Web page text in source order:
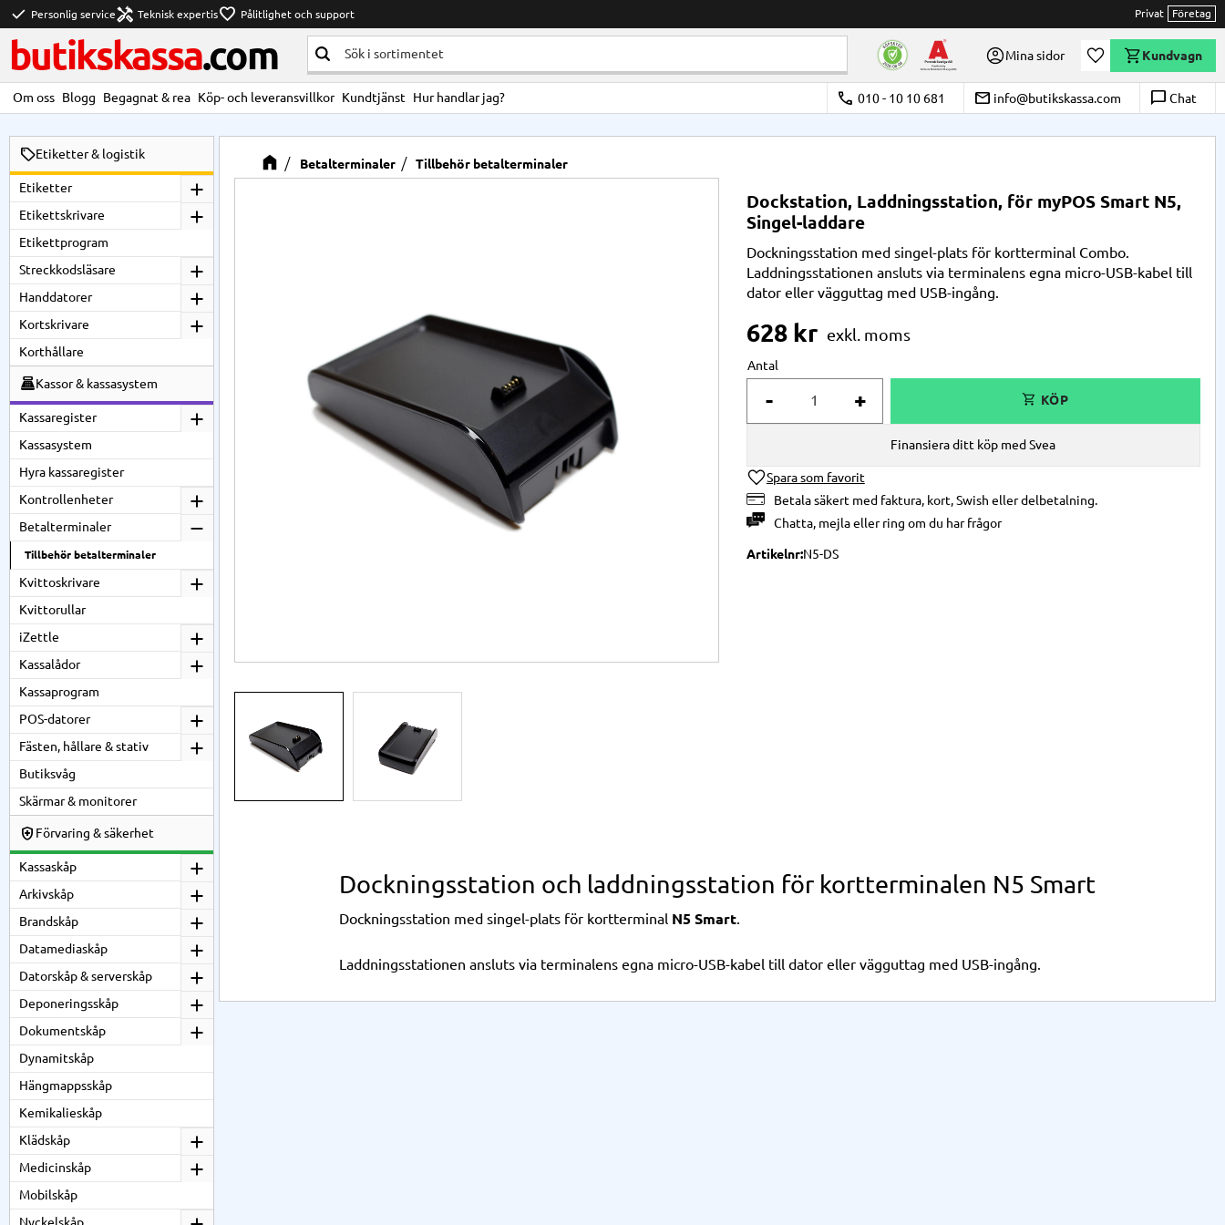
check Personlig servicehandyman Teknisk expertisfavorite Pålitlighet och support Privat Företag
butikskassa.com Mina sidor Önskelista
Kundvagn
Om oss Blogg Begagnat & rea Köp- och leveransvillkor Kundtjänst Hur handlar jag? call 010 - 10 10 681 email info@butikskassa.com chat_bubble_outline Chat
Betalterminaler Tillbehör betalterminaler
Dockstation, Laddningsstation, för myPOS Smart N5,
Singel-laddare
Dockningsstation med singel-plats för kortterminal Combo.
Laddningsstationen ansluts via terminalens egna micro-USB-kabel till
dator eller vägguttag med USB-ingång.
628kr
Antal
+
-
Lägg till i önskelista
Betala säkert med faktura, kort, Swish eller delbetalning.
Chatta, mejlaellerring om du har frågor
Finansiera ditt köp med Svea
ArtikelnrN5-DS
Dockningsstation och laddningsstation för kortterminalen N5 Smart
Dockningsstation med singel-plats för kortterminal N5 Smart
Laddningsstationen ansluts via terminalens egna micro-USB-kabel till dator eller vägguttag med USB-ingång.
Etiketter & logistik
Etiketter
Etikettskrivare
Etikettprogram
Streckkodsläsare
Handdatorer
Kortskrivare
Korthållare
Kassor & kassasystem
Kassaregister
Kassasystem
Hyra kassaregister
Kontrollenheter
Betalterminaler
Tillbehör betalterminaler
Kvittoskrivare
Kvittorullar
iZettle
Kassalådor
Kassaprogram
POS-datorer
Fästen, hållare & stativ
Butiksvåg
Skärmar & monitorer
Förvaring & säkerhet
Kassaskåp
Arkivskåp
Brandskåp
Datamediaskåp
Datorskåp & serverskåp
Deponeringsskåp
Dokumentskåp
Dynamitskåp
Hängmappsskåp
Kemikalieskåp
Klädskåp
Medicinskåp
Mobilskåp